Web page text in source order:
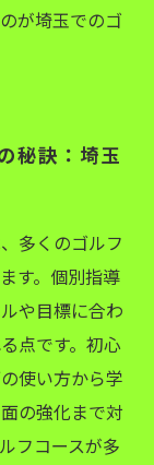
が埼玉でのゴ
秘訣：埼玉
多くのゴルフ
す。個別指導
や目標に合わ
点です。初心
使い方から学
の強化まで対
フコースが多